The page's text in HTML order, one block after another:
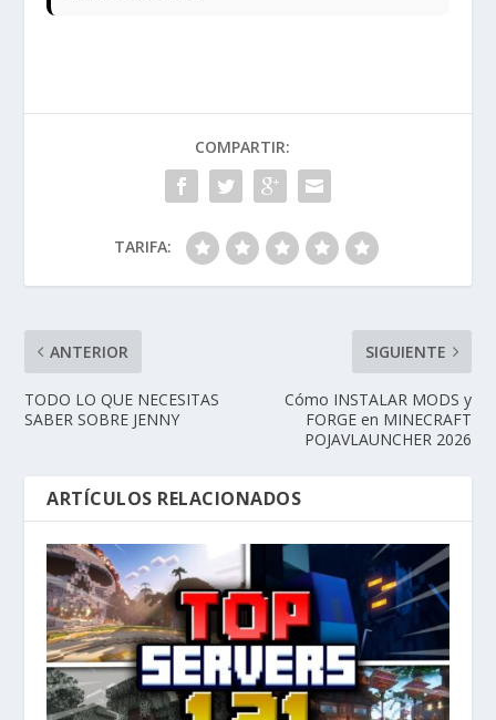
COMPARTIR:
TARIFA:
ANTERIOR
TODO LO QUE NECESITAS
SABER SOBRE JENNY
SIGUIENTE
Cómo INSTALAR MODS y
FORGE en MINECRAFT
POJAVLAUNCHER 2026
ARTÍCULOS RELACIONADOS